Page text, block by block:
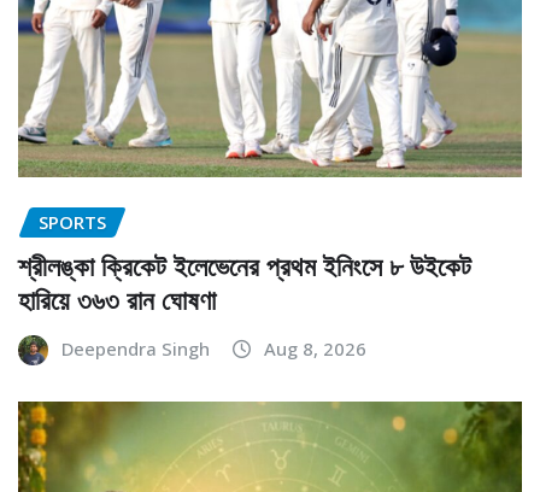
SPORTS
শ্রীলঙ্কা ক্রিকেট ইলেভেনের প্রথম ইনিংসে ৮ উইকেট
হারিয়ে ৩৬৩ রান ঘোষণা
Deependra Singh Aug 8, 2026